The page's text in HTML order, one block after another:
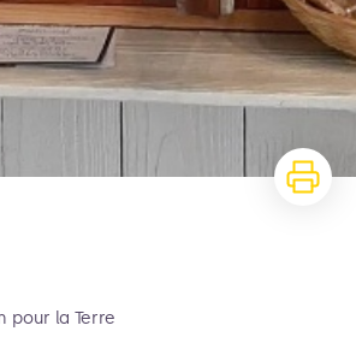
pour la Terre